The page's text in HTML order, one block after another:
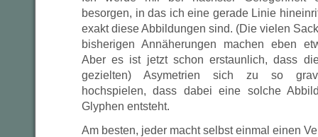
besorgen, in das ich eine gerade Linie
exakt diese Abbildungen sind. (Die vielen
bisherigen Annäherungen machen eben
Aber es ist jetzt schon erstaunlich, dass
gezielten) Asymetrien sich zu so
hochspielen, dass dabei eine solche
Glyphen entsteht.
Am besten, jeder macht selbst einmal einen